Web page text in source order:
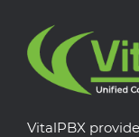
VitalPBX